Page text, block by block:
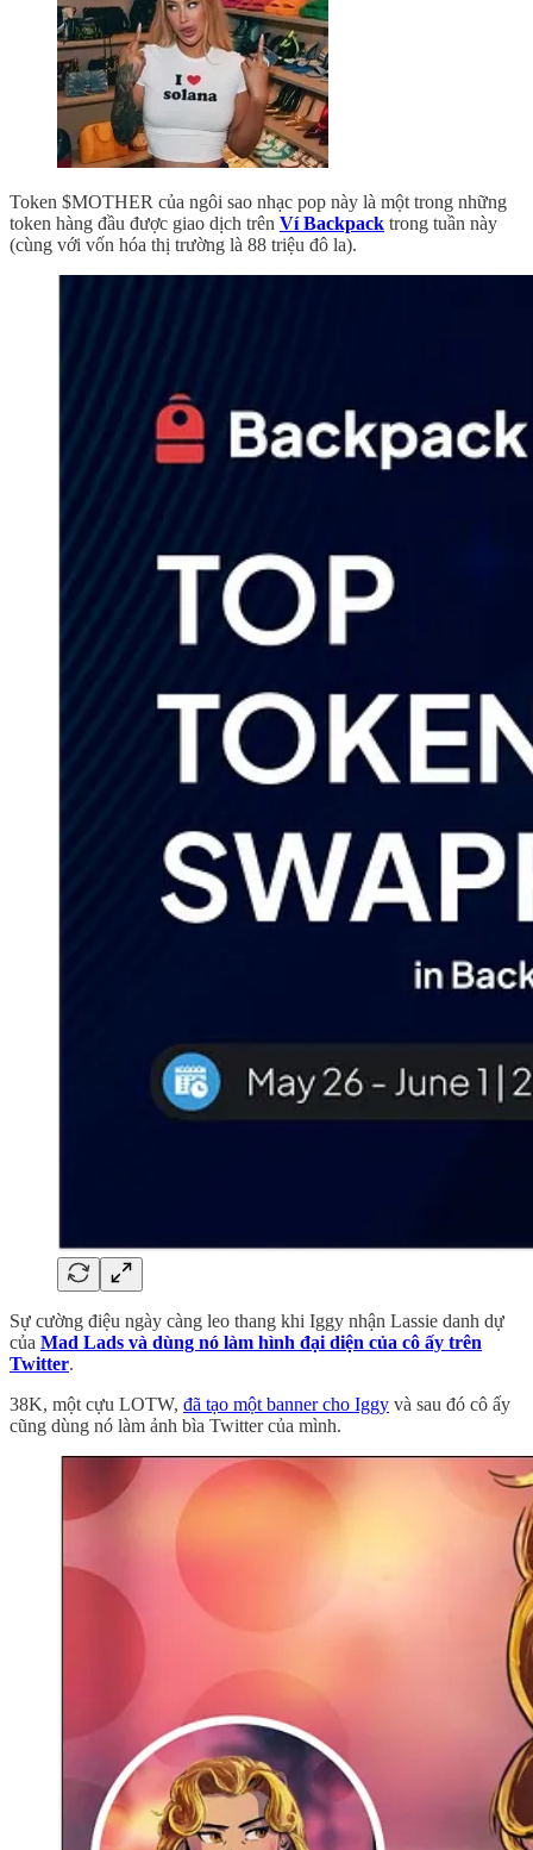
Token $MOTHER của ngôi sao nhạc pop này là một trong những
token hàng đầu được giao dịch trên Ví Backpack trong tuần này
(cùng với vốn hóa thị trường là 88 triệu đô la).
Sự cường điệu ngày càng leo thang khi Iggy nhận Lassie danh dự
của Mad Lads và dùng nó làm hình đại diện của cô ấy trên
Twitter.
38K, một cựu LOTW, đã tạo một banner cho Iggy và sau đó cô ấy
cũng dùng nó làm ảnh bìa Twitter của mình.